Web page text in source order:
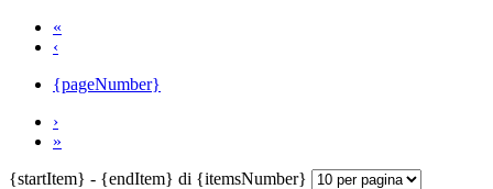
«
‹
{pageNumber}
›
»
{startItem} - {endItem} di {itemsNumber}